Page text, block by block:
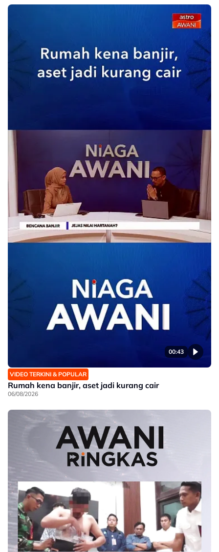
00:43
VIDEO TERKINI & POPULAR
Rumah kena banjir, aset jadi kurang cair
06/08/2026